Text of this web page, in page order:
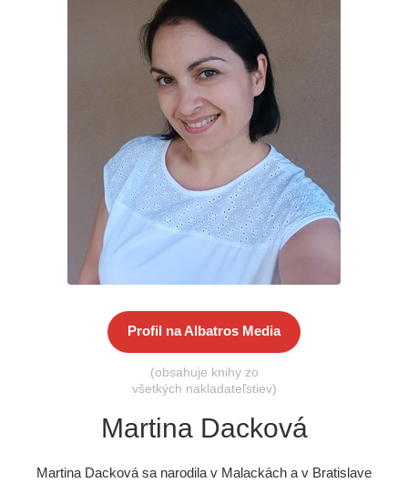
Výchova a pedagogika
Všetky kategórie
Profil na Albatros Media
(obsahuje knihy zo
všetkých nakladateľstiev)
Martina Dacková
Martina Dacková sa narodila v Malackách a v Bratislave